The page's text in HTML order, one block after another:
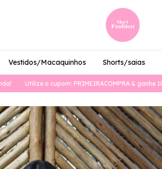
Vestidos/Macaquinhos Shorts/saias
Utilize o cupom: PRIMEIRACOMPRA & ganhe 10% OFF